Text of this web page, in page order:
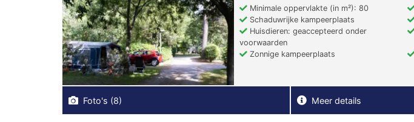
Minimale oppervlakte (in m²): 80
Schaduwrijke kampeerplaats
Huisdieren: geaccepteerd onder
voorwaarden
Zonnige kampeerplaats
Foto's (8) Meer details